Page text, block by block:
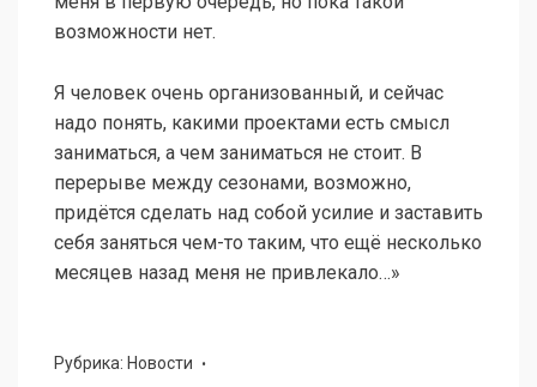
возможности нет.
Я человек очень организованный, и сейчас
надо понять, какими проектами есть смысл
заниматься, а чем заниматься не стоит. В
перерыве между сезонами, возможно,
придётся сделать над собой усилие и заставить
себя заняться чем-то таким, что ещё несколько
месяцев назад меня не привлекало…»
Рубрика: Новости